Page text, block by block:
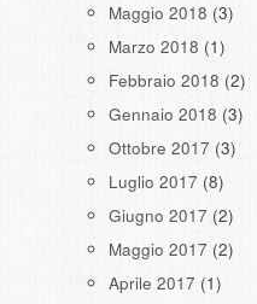
Maggio 2018 (3)
Marzo 2018 (1)
Febbraio 2018 (2)
Gennaio 2018 (3)
Ottobre 2017 (3)
Luglio 2017 (8)
Giugno 2017 (2)
Maggio 2017 (2)
Aprile 2017 (1)